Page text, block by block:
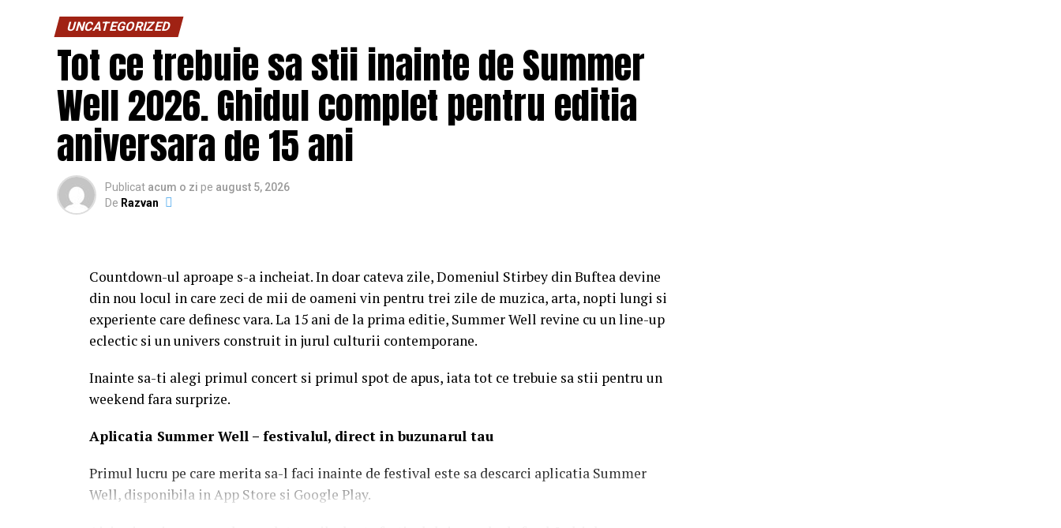
UNCATEGORIZED
Tot ce trebuie sa stii inainte de Summer
Well 2026. Ghidul complet pentru editia
aniversara de 15 ani
Publicat acum o zi pe august 5, 2026
De Razvan
Countdown-ul aproape s-a incheiat. In doar cateva zile, Domeniul Stirbey din Buftea devine
din nou locul in care zeci de mii de oameni vin pentru trei zile de muzica, arta, nopti lungi si
experiente care definesc vara. La 15 ani de la prima editie, Summer Well revine cu un line-up
eclectic si un univers construit in jurul culturii contemporane.
Inainte sa-ti alegi primul concert si primul spot de apus, iata tot ce trebuie sa stii pentru un
weekend fara surprize.
Aplicatia Summer Well – festivalul, direct in buzunarul tau
Primul lucru pe care merita sa-l faci inainte de festival este sa descarci aplicatia Summer
Well, disponibila in App Store si Google Play.